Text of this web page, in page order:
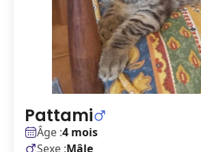
Pattami
Âge :4 mois
Sexe :Mâle